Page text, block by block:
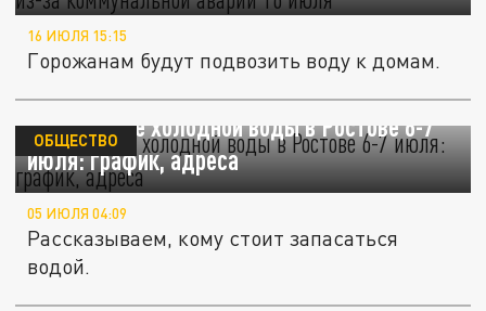
16 ИЮЛЯ 15:15
Горожанам будут подвозить воду к домам.
Отключение холодной воды в Ростове 6-7
июля: график, адреса
ОБЩЕСТВО
05 ИЮЛЯ 04:09
Рассказываем, кому стоит запасаться
водой.